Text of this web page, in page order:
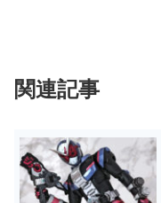
関連記事